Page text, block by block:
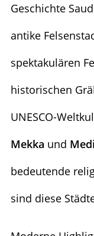
Geschichte
antike
spektakulären
historischen
UNESCO-
Mekka und
bedeutende
sind diese